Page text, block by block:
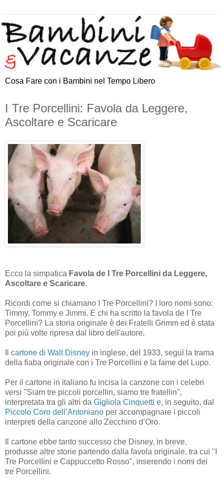
Cosa Fare con i Bambini nel Tempo Libero
I Tre Porcellini: Favola da Leggere,
Ascoltare e Scaricare
Ecco la simpatica Favola de I Tre Porcellini da Leggere,
Ascoltare e Scaricare.
Ricordi come si chiamano I Tre Porcellini? I loro nomi sono:
Timmy, Tommy e Jimmi. E chi ha scritto la favola de I Tre
Porcellini? La storia originale è dei Fratelli Grimm ed è stata
poi più volte ripresa dal libro dell'autore.
cartone di Walt Disney in inglese, del 1933, seguì la trama
della fiaba originale con i Tre Porcellini e la fame del Lupo.
Per il cartone in italiano fu incisa la canzone con i celebri
versi "Siam tre piccoli porcellin, siamo tre fratellin",
interpretata tra gli altri da Gigliola Cinquetti e, in seguito, dal
Piccolo Coro dell’Antoniano per accompagnare i piccoli
interpreti della canzone allo Zecchino d’Oro.
Il cartone ebbe tanto successo che Disney, in breve,
produsse altre storie partendo dalla favola originale, tra cui "I
Tre Porcellini e Cappuccetto Rosso", inserendo i nomi dei
tre Porcellini.